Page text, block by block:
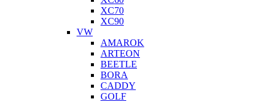
XC70
XC90
VW
AMAROK
ARTEON
BEETLE
BORA
CADDY
GOLF